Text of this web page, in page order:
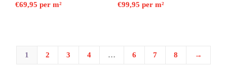
€69,95 per m² €99,95 per m²
1 2 3 4 … 6 7 8 →